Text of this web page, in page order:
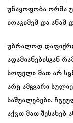
უნაყოფობა ორმა
იოაკიმემ და ანამ
უბრალოდ
ადამიანებისგან
სოფელი მათ არ
არც ამგვარი
საშუალებები.
აქვთ მათ